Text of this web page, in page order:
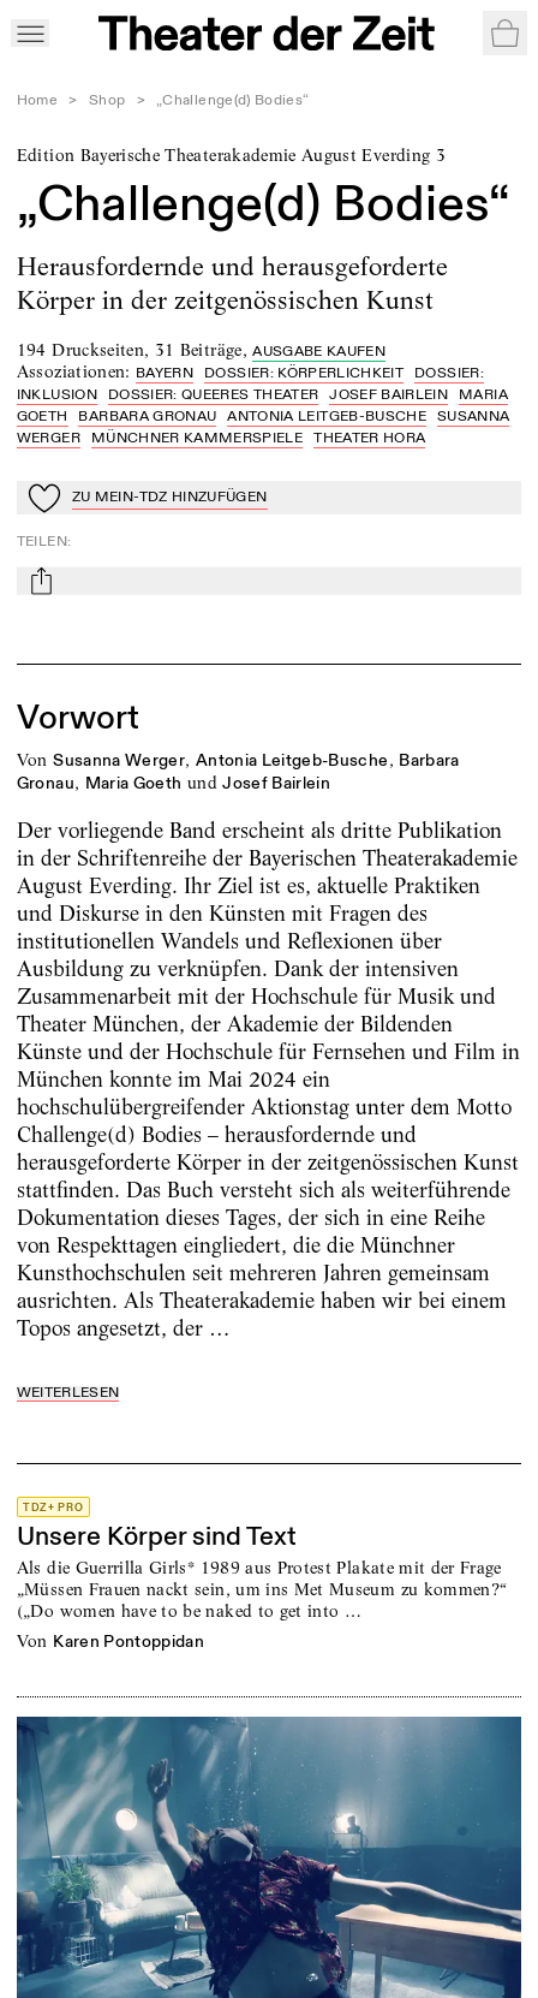
Home > Shop > „Challenge(d) Bodies“
Edition Bayerische Theaterakademie August Everding 3
„Challenge(d) Bodies“
Herausfordernde und herausgeforderte
Körper in der zeitgenössischen Kunst
194 Druckseiten, 31 Beiträge,AUSGABE KAUFEN
Assoziationen: BAYERN DOSSIER: KÖRPERLICHKEIT
DOSSIER:
INKLUSION
DOSSIER: QUEERES THEATER JOSEF BAIRLEIN
MARIA
GOETH
BARBARA GRONAU ANTONIA LEITGEB-BUSCHE SUSANNA
WERGER
MÜNCHNER KAMMERSPIELE THEATER HORA
Zu Mein-TdZ hinzufügen
ZU MEIN-TDZ HINZUFÜGEN
TEILEN:
mail
Vorwort
von Susanna Werger, Antonia Leitgeb-Busche, Barbara
Gronau, Maria Goeth und Josef Bairlein
Der vorliegende Band erscheint als dritte Publikation
in der Schriftenreihe der Bayerischen Theaterakademie
August Everding. Ihr Ziel ist es, aktuelle Praktiken
und Diskurse in den Künsten mit Fragen des
institutionellen Wandels und Reflexionen über
Ausbildung zu verknüpfen. Dank der intensiven
Zusammenarbeit mit der Hochschule für Musik und
Theater München, der Akademie der Bildenden
Künste und der Hochschule für Fernsehen und Film in
München konnte im Mai 2024 ein
hochschulübergreifender Aktionstag unter dem Motto
Challenge(d) Bodies – herausfordernde und
herausgeforderte Körper in der zeitgenössischen Kunst
stattfinden. Das Buch versteht sich als weiterführende
Dokumentation dieses Tages, der sich in eine Reihe
von Respekttagen eingliedert, die die Münchner
Kunsthochschulen seit mehreren Jahren gemeinsam
ausrichten. Als Theaterakademie haben wir bei einem
Topos angesetzt, der …
WEITERLESEN
TDZ+ PRO
Unsere Körper sind Text
Als die Guerrilla Girls* 1989 aus Protest Plakate mit der Frage
„Müssen Frauen nackt sein, um ins Met Museum zu kommen?“
(„Do women have to be naked to get into …
von Karen Pontoppidan